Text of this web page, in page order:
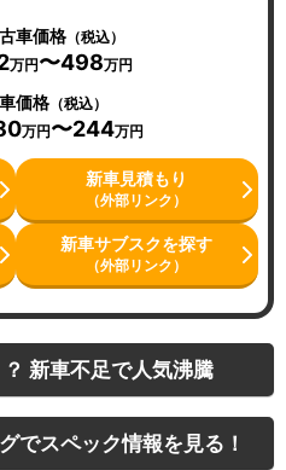
車価格（税込）
万円〜498万円
価格（税込）
万円〜244万円
新車見積もり
（外部リンク）
新車サブスクを探す
（外部リンク）
？ 新車不足で人気沸騰
でスペック情報を見る！